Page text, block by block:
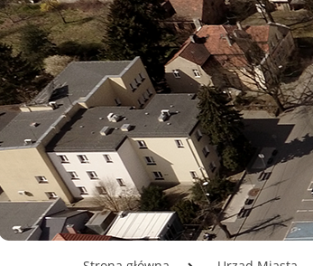
Dane adresowe
Załatwianie spraw w Urzędzie
Informacje o Urzędzie Miasta
w języku łatwym do czytania
ETR
Dokumenty stategiczne
Inwestycje
Oświata
Odpady
Podatki